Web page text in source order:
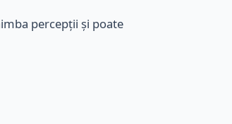
percepții și poate